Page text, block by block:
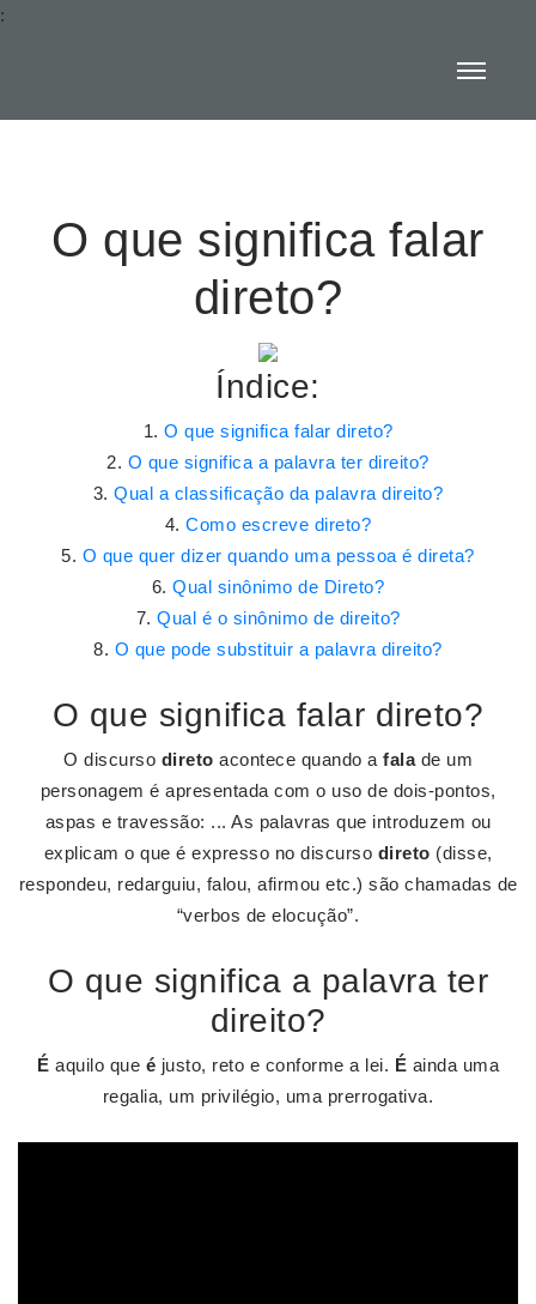
:
O que significa falar
direto?
Índice:
O que significa falar direto?
O que significa a palavra ter direito?
Qual a classificação da palavra direito?
Como escreve direto?
O que quer dizer quando uma pessoa é direta?
Qual sinônimo de Direto?
Qual é o sinônimo de direito?
O que pode substituir a palavra direito?
O que significa falar direto?
O discurso direto acontece quando a falade um
personagem é apresentada com o uso de dois-pontos,
aspas e travessão: ... As palavras que introduzem ou
explicam o que é expresso no discurso direto (disse,
respondeu, redarguiu, falou, afirmou etc.) são chamadas de
“verbos de elocução”.
O que significa a palavra ter
direito?
É aquilo que é justo, reto e conforme a lei. É ainda uma
regalia, um privilégio, uma prerrogativa.